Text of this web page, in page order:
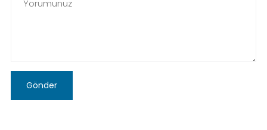
Gönder